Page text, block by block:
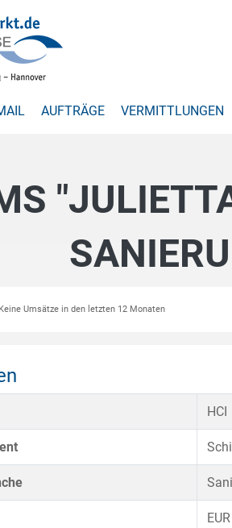
AUFTRÄGE VERMITTLUNGEN
Keine Umsätze in den letzten 12 Monaten
HCI
EUR